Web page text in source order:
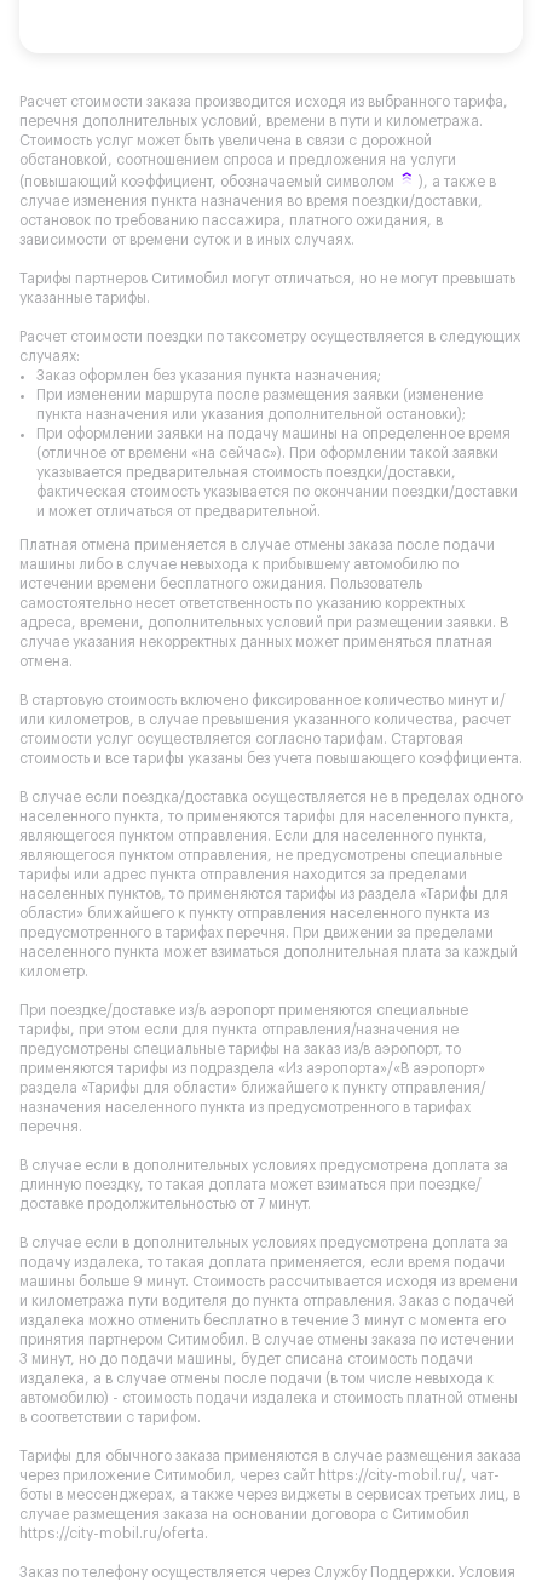
Расчет стоимости заказа производится исходя из выбранного тарифа,
перечня дополнительных условий, времени в пути и километража.
Стоимость услуг может быть увеличена в связи с дорожной
обстановкой, соотношением спроса и предложения на услуги
(повышающий коэффициент, обозначаемый символом
), а также в
случае изменения пункта назначения во время поездки/доставки,
остановок по требованию пассажира, платного ожидания, в
зависимости от времени суток и в иных случаях.
Тарифы партнеров Ситимобил могут отличаться, но не могут превышать
указанные тарифы.
Расчет стоимости поездки по таксометру осуществляется в следующих
случаях:
Заказ оформлен без указания пункта назначения;
При изменении маршрута после размещения заявки (изменение
пункта назначения или указания дополнительной остановки);
При оформлении заявки на подачу машины на определенное время
(отличное от времени «на сейчас»). При оформлении такой заявки
указывается предварительная стоимость поездки/доставки,
фактическая стоимость указывается по окончании поездки/доставки
и может отличаться от предварительной.
Платная отмена применяется в случае отмены заказа после подачи
машины либо в случае невыхода к прибывшему автомобилю по
истечении времени бесплатного ожидания. Пользователь
самостоятельно несет ответственность по указанию корректных
адреса, времени, дополнительных условий при размещении заявки. В
случае указания некорректных данных может применяться платная
отмена.
В стартовую стоимость включено фиксированное количество минут и/
или километров, в случае превышения указанного количества, расчет
стоимости услуг осуществляется согласно тарифам. Стартовая
стоимость и все тарифы указаны без учета повышающего коэффициента.
В случае если поездка/доставка осуществляется не в пределах одного
населенного пункта, то применяются тарифы для населенного пункта,
являющегося пунктом отправления. Если для населенного пункта,
являющегося пунктом отправления, не предусмотрены специальные
тарифы или адрес пункта отправления находится за пределами
населенных пунктов, то применяются тарифы из раздела «Тарифы для
области» ближайшего к пункту отправления населенного пункта из
предусмотренного в тарифах перечня. При движении за пределами
населенного пункта может взиматься дополнительная плата за каждый
километр.
При поездке/доставке из/в аэропорт применяются специальные
тарифы, при этом если для пункта отправления/назначения не
предусмотрены специальные тарифы на заказ из/в аэропорт, то
применяются тарифы из подраздела «Из аэропорта»/«В аэропорт»
раздела «Тарифы для области» ближайшего к пункту отправления/
назначения населенного пункта из предусмотренного в тарифах
перечня.
В случае если в дополнительных условиях предусмотрена доплата за
длинную поездку, то такая доплата может взиматься при поездке/
доставке продолжительностью от 7 минут.
В случае если в дополнительных условиях предусмотрена доплата за
подачу издалека, то такая доплата применяется, если время подачи
машины больше 9 минут. Стоимость рассчитывается исходя из времени
и километража пути водителя до пункта отправления. Заказ с подачей
издалека можно отменить бесплатно в течение 3 минут с момента его
принятия партнером Ситимобил. В случае отмены заказа по истечении
3 минут, но до подачи машины, будет списана стоимость подачи
издалека, а в случае отмены после подачи (в том числе невыхода к
автомобилю) - стоимость подачи издалека и стоимость платной отмены
в соответствии с тарифом.
Тарифы для обычного заказа применяются в случае размещения заказа
через приложение Ситимобил, через сайт https://city-mobil.ru/ , чат-
боты в мессенджерах, а также через виджеты в сервисах третьих лиц, в
случае размещения заказа на основании договора с Ситимобил
https://city-mobil.ru/oferta.
Заказ по телефону осуществляется через Службу Поддержки. Условия